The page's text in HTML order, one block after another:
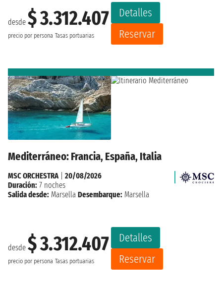
desde $ 3.312.407
precio por persona Tasas portuarias
Detalles
Reservar
Mediterráneo: Francia, España, Italia
desde $ 3.312.407
precio por persona Tasas portuarias
Detalles
Reservar
MSC ORCHESTRA| 20/08/2026
Duración: 7 noches
Salida desde: Marsella Desembarque: Marsella